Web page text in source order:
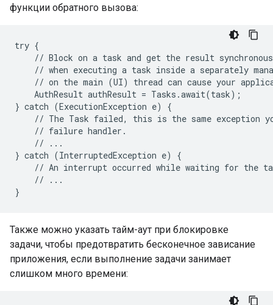
функции обратного вызова:
try {
// Block on a task and get the result
// when executing a task inside a separately
// on the main (UI) thread can cause your
    AuthResult authResult = Tasks.await(task);
} catch (ExecutionException e) {
// The Task failed, this is the same exception
    // failure handler.
    // ...
} catch (InterruptedException e) {
// An interrupt occurred while waiting for the
    // ...
}
Также можно указать тайм-аут при блокировке
задачи, чтобы предотвратить бесконечное зависание
приложения, если выполнение задачи занимает
слишком много времени: